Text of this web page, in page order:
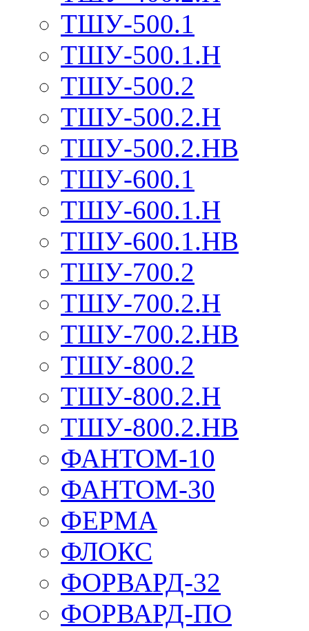
ТШУ-500.1
ТШУ-500.1.Н
ТШУ-500.2
ТШУ-500.2.Н
ТШУ-500.2.НВ
ТШУ-600.1
ТШУ-600.1.Н
ТШУ-600.1.НВ
ТШУ-700.2
ТШУ-700.2.Н
ТШУ-700.2.НВ
ТШУ-800.2
ТШУ-800.2.Н
ТШУ-800.2.НВ
ФАНТОМ-10
ФАНТОМ-30
ФЕРМА
ФЛОКС
ФОРВАРД-32
ФОРВАРД-ПО